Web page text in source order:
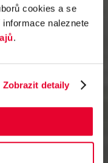
cookies a se
naleznete
.
Zobrazit detaily